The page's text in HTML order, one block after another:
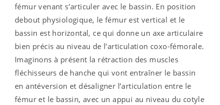
fémur venant s’articuler avec le bassin. En position
debout physiologique, le fémur est vertical et le
bassin est horizontal, ce qui donne un axe articulaire
bien précis au niveau de l’articulation coxo-fémorale.
Imaginons à présent la rétraction des muscles
fléchisseurs de hanche qui vont entraîner le bassin
en antéversion et désaligner l’articulation entre le
fémur et le bassin, avec un appui au niveau du cotyle